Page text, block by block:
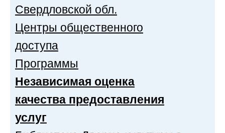
Свердловской обл.
Центры общественного
доступа
Программы
Независимая оценка
качества предоставления
услуг